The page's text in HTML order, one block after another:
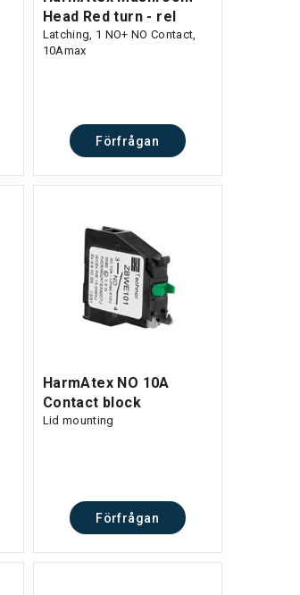
Head Red turn - rel
Latching, 1 NO+ NO Contact,
10Amax
Förfrågan
HarmAtex NO 10A
Contact block
Lid mounting
Förfrågan